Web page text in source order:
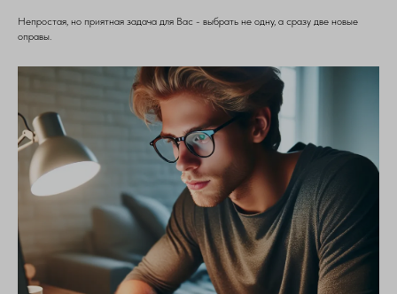
Непростая, но приятная задача для Вас - выбрать не одну, а сразу две новые
оправы.